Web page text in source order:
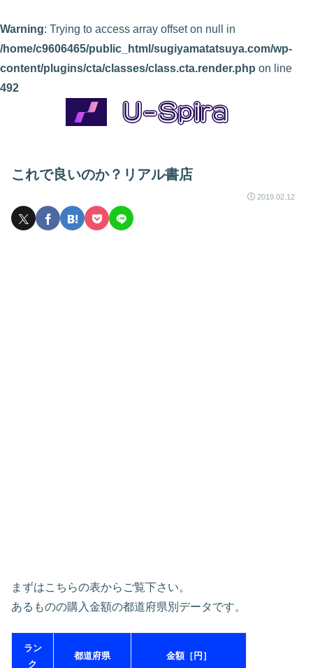
Warning: Trying to access array offset on null in
/home/c9606465/public_html/sugiyamatatsuya.com/wp-
content/plugins/cta/classes/class.cta.render.php on line
492
これで良いのか？リアル書店
2019.02.12
まずはこちらの表からご覧下さい。
あるものの購入金額の都道府県別データです。
ラン
ク
都道府県 金額［円］